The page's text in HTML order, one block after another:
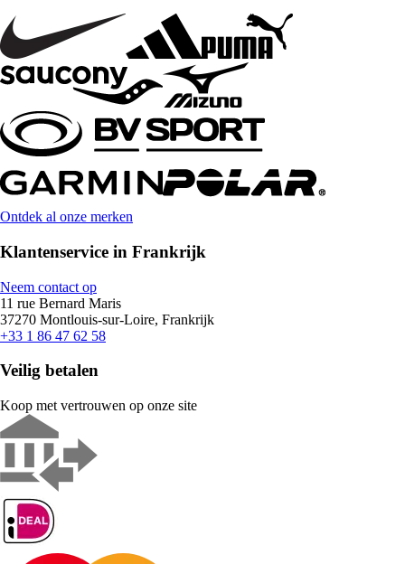
Ontdek al onze merken
Klantenservice in Frankrijk
Neem contact op
11 rue Bernard Maris
37270 Montlouis-sur-Loire, Frankrijk
+33 1 86 47 62 58
Veilig betalen
Koop met vertrouwen op onze site